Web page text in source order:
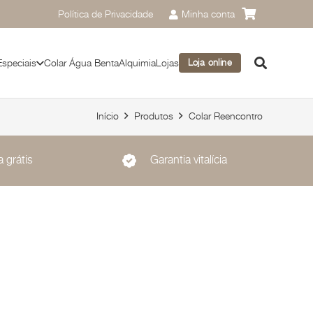
Política de Privacidade Minha conta
Colar Água BentaAlquimiaLojas Loja online
Início Produtos Colar Reencontro
grátis Garantia vitalícia